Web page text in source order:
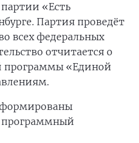
«Есть
Партия проведёт
всех федеральных
отчитается о
программы «Единой